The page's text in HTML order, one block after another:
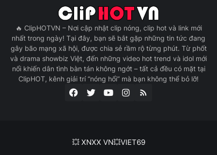
🔥 ClipHOTVN – Nơi cập nhật clip nóng, clip hot và link mới
nhất trong ngày! Tại đây, bạn sẽ bắt gặp những tin tức đang
gây bão mạng xã hội, được chia sẻ rầm rộ từng phút. Từ phốt
và drama showbiz Việt, đến những video hot trend và idol mới
nổi khiến dân tình bàn tán không ngớt – tất cả đều có mặt tại
ClipHOT, kênh giải trí “nóng hổi” mà bạn không thể bỏ lỡ!
💥 XNXX VN💥VIET69